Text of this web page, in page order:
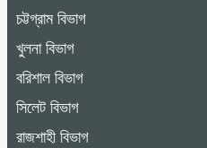
চট্টগ্রাম বিভাগ
খুলনা বিভাগ
বরিশাল বিভাগ
সিলেট বিভাগ
রাজশাহী বিভাগ